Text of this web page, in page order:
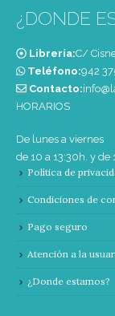
¿DONDE
Librería:C/
Teléfono:‭942
Contacto:
HORARIOS
De lunes a viernes
de 10 a 13:30h. y de
Política de
Condiciones de
Pago seguro
Atención a la
¿Donde estamos?